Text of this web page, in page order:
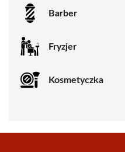
Barber
Fryzjer
Kosmetyczka